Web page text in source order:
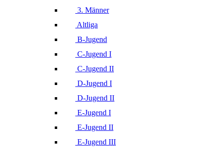
3. Männer
Altliga
B-Jugend
C-Jugend I
C-Jugend II
D-Jugend I
D-Jugend II
E-Jugend I
E-Jugend II
E-Jugend III